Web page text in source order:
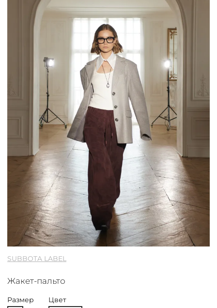
SUBBOTA LABEL
Жакет-пальто
Размер
Цвет